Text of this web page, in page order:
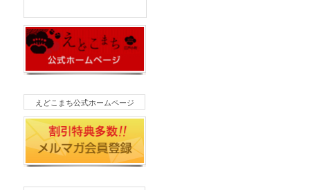
えどこまち公式ホームページ